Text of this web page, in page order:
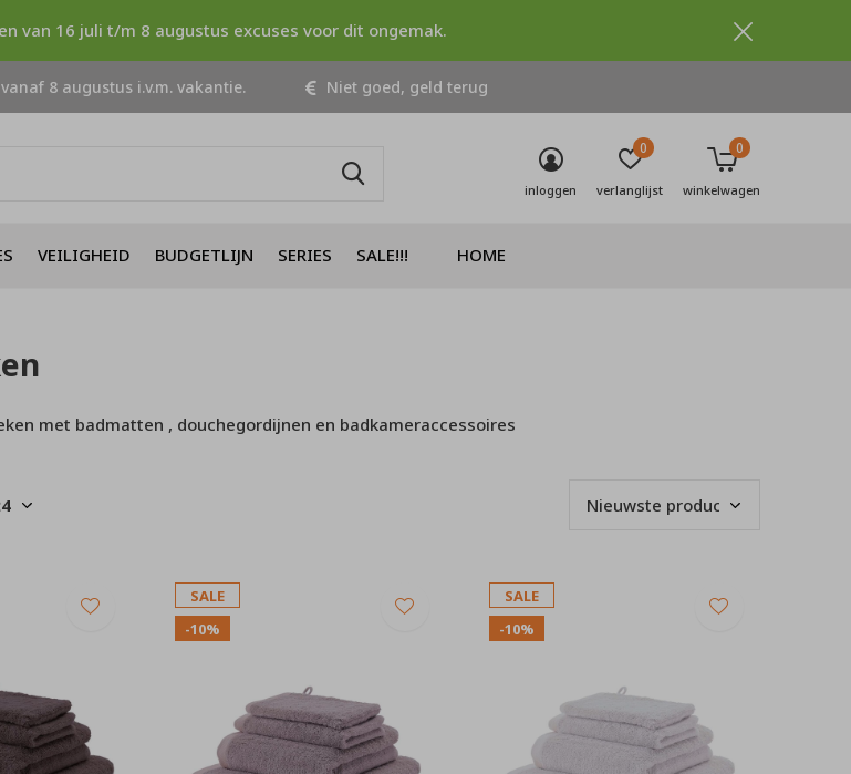
VEILIGHEID BUDGETLIJN SERIES SALE!!! HOME
inloggen verlanglijst
0
winkelwagen
0
8 augustus i.v.m. vakantie. Niet goed, geld terug
van 16 juli t/m 8 augustus excuses voor dit ongemak.
met badmatten , douchegordijnen en badkameraccessoires
SALE
-10%
SALE
-10%